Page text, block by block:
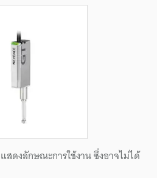
สดงลักษณะการใช้งาน ซึ่งอาจไม่ได้